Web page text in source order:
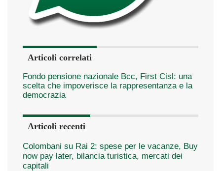
Articoli correlati
Fondo pensione nazionale Bcc, First Cisl: una
scelta che impoverisce la rappresentanza e la
democrazia
Articoli recenti
Colombani su Rai 2: spese per le vacanze, Buy
now pay later, bilancia turistica, mercati dei
capitali